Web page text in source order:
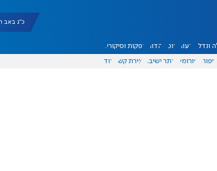
כ"ג באב תשפ"ו
ונדל"ן דעות אוכל יהדות הפקות וסיקורים
ספורט פורומים אתר ישיבה יצירת קשר עוד